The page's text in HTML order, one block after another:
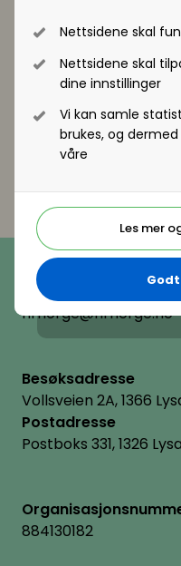
Nettsidene skal
Nettsidene skal
dine innstillinger
Vi kan samle
brukes, og
våre
Les mer
Telefon
(+47) 22 11 11 22
E-post
hrnorge@hrnorge.no
Besøksadresse
Vollsveien 2A, 1366
Postadresse
Postboks 331, 1326
884130182